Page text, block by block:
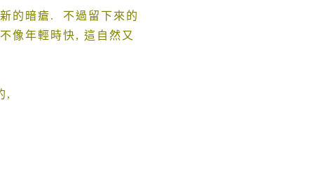
的暗瘡. 不過留下來的
像年輕時快, 這自然又
,